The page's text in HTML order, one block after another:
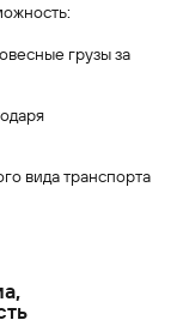
грузы за
вида транспорта